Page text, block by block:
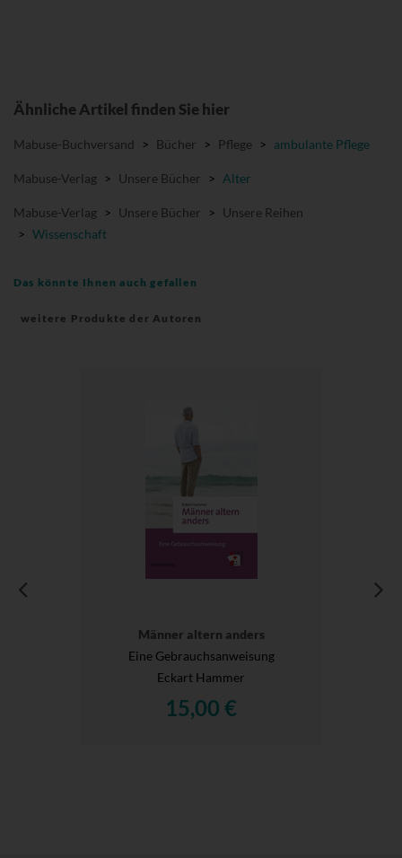
Ähnliche Artikel finden Sie hier
Mabuse-Buchversand > Bücher > Pflege > ambulante Pflege
Mabuse-Verlag > Unsere Bücher > Alter
Mabuse-Verlag > Unsere Bücher > Unsere Reihen
> Wissenschaft
Das könnte Ihnen auch gefallen
weitere Produkte der Autoren
Männer altern anders
Eine Gebrauchsanweisung
Eckart Hammer
15,00 €